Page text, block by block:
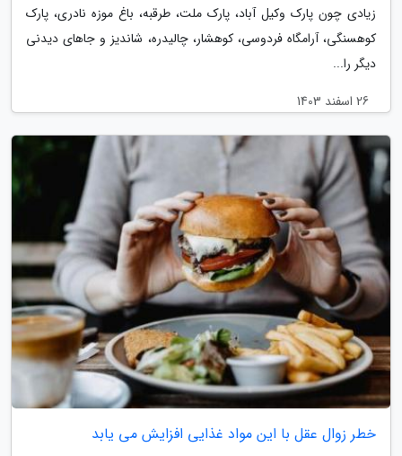
زیادی چون پارک وکیل آباد، پارک ملت، طرقبه، باغ موزه نادری، پارک
کوهسنگی، آرامگاه فردوسی، کوهشار، چالیدره، شاندیز و جاهای دیدنی
دیگر را...
26 اسفند 1403
خطر زوال عقل با این مواد غذایی افزایش می یابد